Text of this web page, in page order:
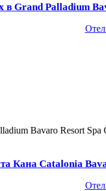
в Grand Palladium
Bavaro Resort
Кана Catalonia